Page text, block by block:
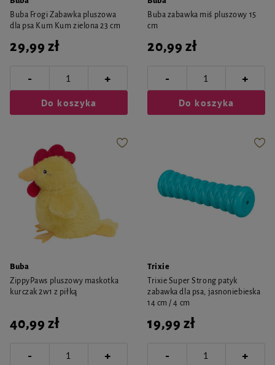
Buba Frogi Zabawka pluszowa
dla psa Kum Kum zielona 23 cm
29,99 zł
- +
Do koszyka
Buba zabawka miś pluszowy 15
cm
20,99 zł
- +
Do koszyka
Buba
ZippyPaws pluszowy maskotka
kurczak 2w1 z piłką
40,99 zł
- +
Trixie
Trixie Super Strong patyk
zabawka dla psa, jasnoniebieska
14 cm / 4 cm
19,99 zł
- +